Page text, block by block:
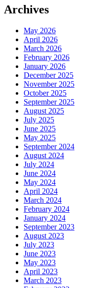
Archives
May 2026
April 2026
March 2026
February 2026
January 2026
December 2025
November 2025
October 2025
September 2025
August 2025
July 2025
June 2025
May 2025
September 2024
August 2024
July 2024
June 2024
May 2024
April 2024
March 2024
February 2024
January 2024
September 2023
August 2023
July 2023
June 2023
May 2023
April 2023
March 2023